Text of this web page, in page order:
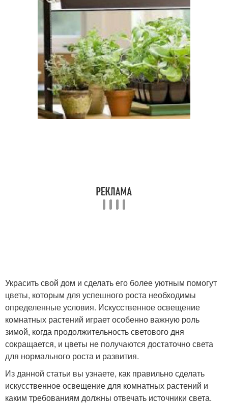
Украсить свой дом и сделать его более уютным помогут
цветы, которым для успешного роста необходимы
определенные условия. Искусственное освещение
комнатных растений играет особенно важную роль
зимой, когда продолжительность светового дня
сокращается, и цветы не получаются достаточно света
для нормального роста и развития.
Из данной статьи вы узнаете, как правильно сделать
искусственное освещение для комнатных растений и
каким требованиям должны отвечать источники света.